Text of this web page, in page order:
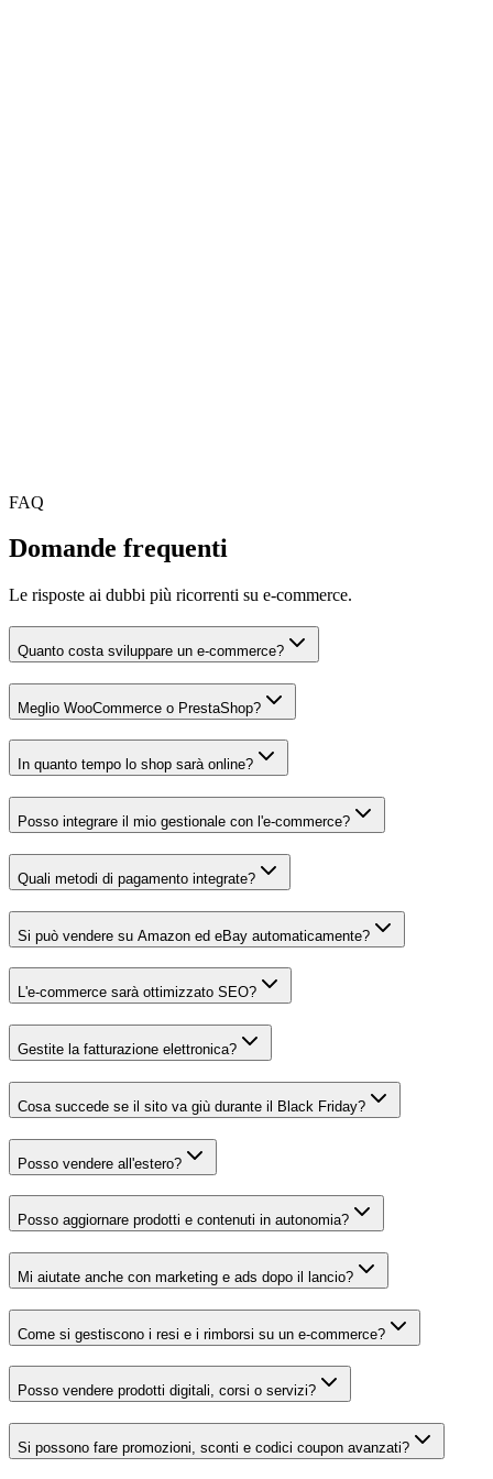
FAQ
Domande frequenti
Le risposte ai dubbi più ricorrenti su e-commerce.
Quanto costa sviluppare un e-commerce?
Meglio WooCommerce o PrestaShop?
In quanto tempo lo shop sarà online?
Posso integrare il mio gestionale con l'e-commerce?
Quali metodi di pagamento integrate?
Si può vendere su Amazon ed eBay automaticamente?
L'e-commerce sarà ottimizzato SEO?
Gestite la fatturazione elettronica?
Cosa succede se il sito va giù durante il Black Friday?
Posso vendere all'estero?
Posso aggiornare prodotti e contenuti in autonomia?
Mi aiutate anche con marketing e ads dopo il lancio?
Come si gestiscono i resi e i rimborsi su un e-commerce?
Posso vendere prodotti digitali, corsi o servizi?
Si possono fare promozioni, sconti e codici coupon avanzati?